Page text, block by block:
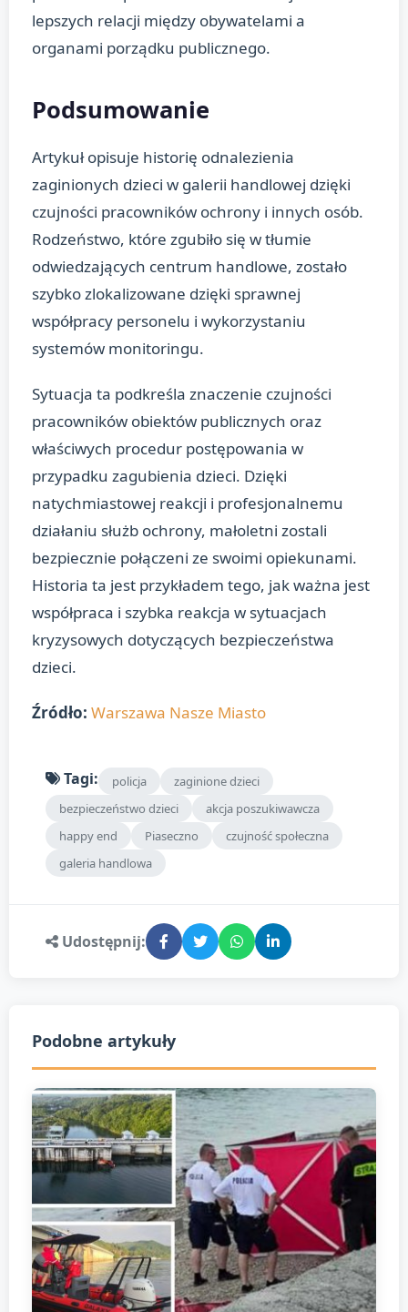
lepszych relacji między obywatelami a
organami porządku publicznego.
Podsumowanie
Artykuł opisuje historię odnalezienia
zaginionych dzieci w galerii handlowej dzięki
czujności pracowników ochrony i innych osób.
Rodzeństwo, które zgubiło się w tłumie
odwiedzających centrum handlowe, zostało
szybko zlokalizowane dzięki sprawnej
współpracy personelu i wykorzystaniu
systemów monitoringu.
Sytuacja ta podkreśla znaczenie czujności
pracowników obiektów publicznych oraz
właściwych procedur postępowania w
przypadku zagubienia dzieci. Dzięki
natychmiastowej reakcji i profesjonalnemu
działaniu służb ochrony, małoletni zostali
bezpiecznie połączeni ze swoimi opiekunami.
Historia ta jest przykładem tego, jak ważna jest
współpraca i szybka reakcja w sytuacjach
kryzysowych dotyczących bezpieczeństwa
dzieci.
Źródło: Warszawa Nasze Miasto
Tagi: policja
zaginione dzieci
bezpieczeństwo dzieci
akcja poszukiwawcza
happy end
Piaseczno
czujność społeczna
galeria handlowa
Udostępnij:
Podobne artykuły